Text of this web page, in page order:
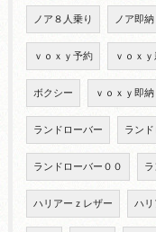
ノア８人乗り ノア即納
ｖｏｘｙ予約 ｖｏｘ
ボクシー ｖｏｘｙ即納
ランドローバー ラン
ランドローバー００
ハリアーｚレザー ハリ